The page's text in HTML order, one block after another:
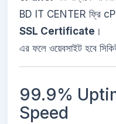
BD IT CENTER ফ্রি
SSL Certificate ।
এর ফলে ওয়েবসাইট হবে
99.9%
Speed